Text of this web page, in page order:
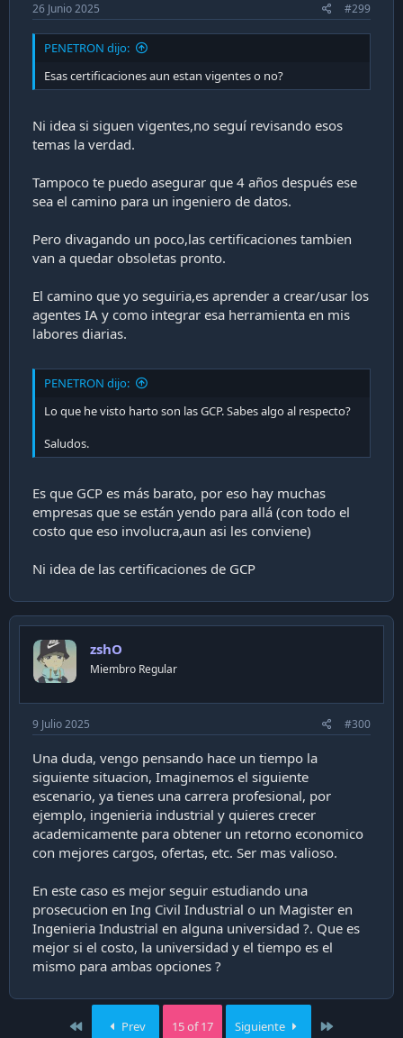
26 Junio 2025 #299
PENETRON dijo:
Esas certificaciones aun estan vigentes o no?
Ni idea si siguen vigentes,no seguí revisando esos
temas la verdad.
Tampoco te puedo asegurar que 4 años después ese
sea el camino para un ingeniero de datos.
Pero divagando un poco,las certificaciones tambien
van a quedar obsoletas pronto.
El camino que yo seguiria,es aprender a crear/usar los
agentes IA y como integrar esa herramienta en mis
labores diarias.
PENETRON dijo:
Lo que he visto harto son las GCP. Sabes algo al respecto?
Saludos.
Es que GCP es más barato, por eso hay muchas
empresas que se están yendo para allá (con todo el
costo que eso involucra,aun asi les conviene)
Ni idea de las certificaciones de GCP
zshO
Miembro Regular
9 Julio 2025 #300
Una duda, vengo pensando hace un tiempo la
siguiente situacion, Imaginemos el siguiente
escenario, ya tienes una carrera profesional, por
ejemplo, ingenieria industrial y quieres crecer
academicamente para obtener un retorno economico
con mejores cargos, ofertas, etc. Ser mas valioso.
En este caso es mejor seguir estudiando una
prosecucion en Ing Civil Industrial o un Magister en
Ingenieria Industrial en alguna universidad ?. Que es
mejor si el costo, la universidad y el tiempo es el
mismo para ambas opciones ?
First Prev 15 of 17 Siguiente